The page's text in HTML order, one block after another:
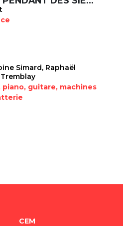
Simard, Raphaël
guitare, machines
CEM